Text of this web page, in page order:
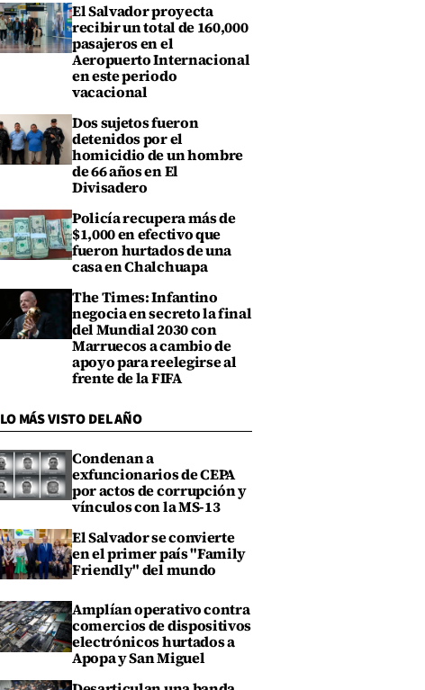
El Salvador proyecta
recibir un total de 160,000
pasajeros en el
Aeropuerto Internacional
en este periodo
vacacional
Dos sujetos fueron
detenidos por el
homicidio de un hombre
de 66 años en El
Divisadero
Policía recupera más de
$1,000 en efectivo que
fueron hurtados de una
casa en Chalchuapa
The Times: Infantino
negocia en secreto la final
del Mundial 2030 con
Marruecos a cambio de
apoyo para reelegirse al
frente de la FIFA
LO MÁS VISTO DEL AÑO
Condenan a
exfuncionarios de CEPA
por actos de corrupción y
vínculos con la MS-13
El Salvador se convierte
en el primer país "Family
Friendly" del mundo
Amplían operativo contra
comercios de dispositivos
electrónicos hurtados a
Apopa y San Miguel